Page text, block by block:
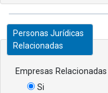
Personas Jurídicas
Relacionadas
Empresas Relacionadas
Si